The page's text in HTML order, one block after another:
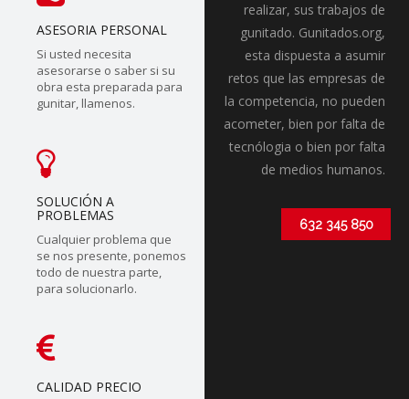
ASESORIA PERSONAL
Si usted necesita
asesorarse o saber si su
obra esta preparada para
gunitar, llamenos.
SOLUCIÓN A
PROBLEMAS
Cualquier problema que
se nos presente, ponemos
todo de nuestra parte,
para solucionarlo.
CALIDAD PRECIO
realizar, sus trabajos de
gunitado. Gunitados.org,
esta dispuesta a asumir
retos que las empresas de
la competencia, no pueden
acometer, bien por falta de
tecnólogia o bien por falta
de medios humanos.
632 345 850